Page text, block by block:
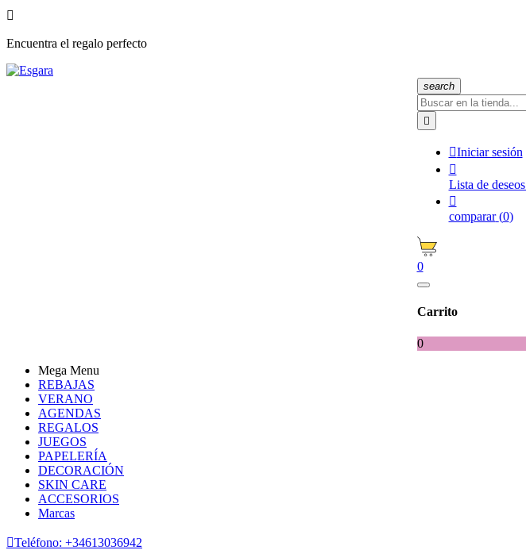

Encuentra el regalo perfecto
search

Iniciar sesión

Lista de deseos

comparar (0)
0
Carrito
0
Mega Menu
REBAJAS
VERANO
AGENDAS
REGALOS
JUEGOS
PAPELERÍA
DECORACIÓN
SKIN CARE
ACCESORIOS
Marcas
Teléfono: +34613036942